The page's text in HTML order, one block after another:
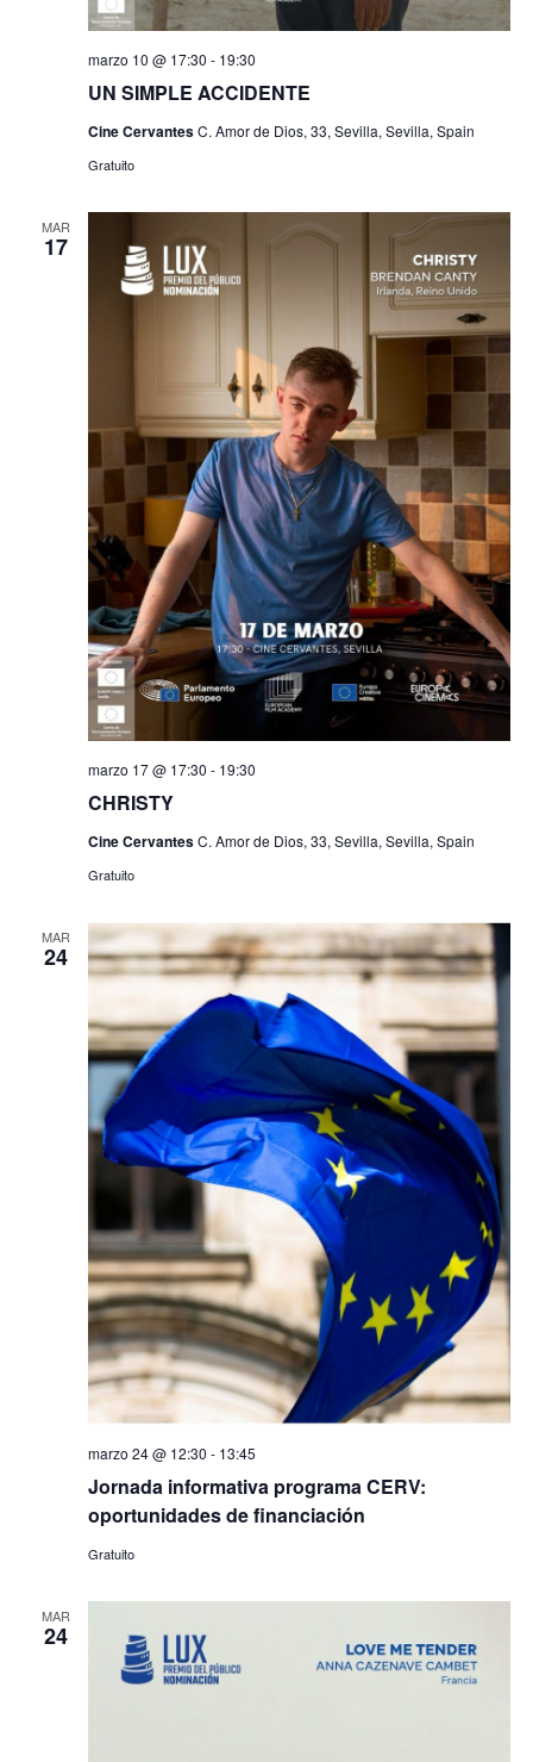
UN SIMPLE ACCIDENTE
marzo 10 @ 17:30 - 19:30
Cine CervantesC. Amor de Dios, 33, Sevilla, Sevilla, Spain
Gratuito
MAR
17
CHRISTY
marzo 17 @ 17:30 - 19:30
Cine CervantesC. Amor de Dios, 33, Sevilla, Sevilla, Spain
Gratuito
MAR
24
Jornada informativa programa CERV:
oportunidades de financiación
marzo 24 @ 12:30 - 13:45
Gratuito
MAR
24